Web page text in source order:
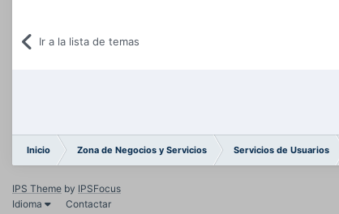
Ir a la lista de temas
Inicio Zona de Negocios y Servicios Servicios de Usuarios
IPS Theme by IPSFocus
Idioma
Contactar